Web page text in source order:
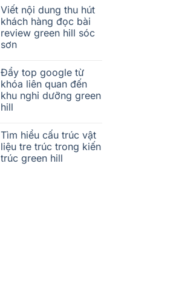
Viết nội dung thu hút
khách hàng đọc bài
review green hill sóc
sơn
Đẩy top google từ
khóa liên quan đến
khu nghỉ dưỡng green
hill
Tìm hiểu cấu trúc vật
liệu tre trúc trong kiến
trúc green hill